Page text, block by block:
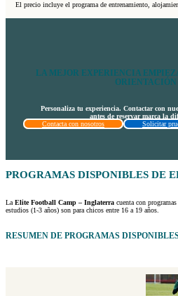
El precio incluye el programa de entrenamiento,
LA MEJOR EXPERIENCIA
ORIENTACIÓN
Personaliza tu experiencia. Contactar con
antes de reservar marca la
Contacta con nosotros
Solicitar
PROGRAMAS DISPONIBLES DE
La Elite Football Camp – Inglaterra cuenta con
estudios (1-3 años) son para chicos entre 16 a 19 años.
RESUMEN DE PROGRAMAS